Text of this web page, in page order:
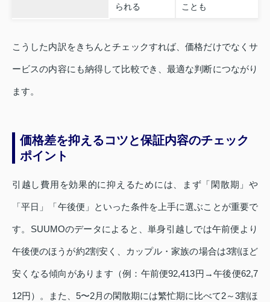
られる
ことも
こうした内訳をきちんとチェックすれば、価格だけでなくサ
ービスの内容にも納得して比較でき、最適な判断につながり
ます。
価格差を抑えるコツと保証内容のチェック
ポイント
引越し費用を効果的に抑えるためには、まず「閑散期」や
「平日」「午後便」といった条件を上手に選ぶことが重要で
す。SUUMOのデータによると、単身引越しでは午前便より
午後便のほうが約2割安く、カップル・家族の場合は3割ほど
安くなる傾向があります（例：午前便92,413円→午後便62,7
12円）。また、5〜2月の閑散期には繁忙期に比べて2～3割ほ